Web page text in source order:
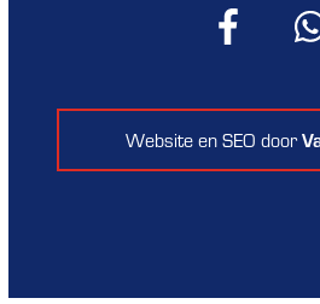
Website en SEO door